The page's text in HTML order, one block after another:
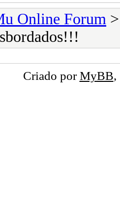
Online Forum
Criado porMyBB,